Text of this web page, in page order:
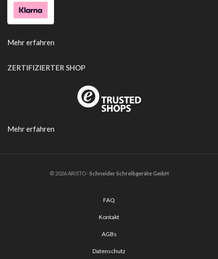
Mehr erfahren
ZERTIFIZIERTER SHOP
Mehr erfahren
© 2026 ARISTO · Schneider Schreibgeräte GmbH
FAQ
Kontakt
AGBs
Datenschutz